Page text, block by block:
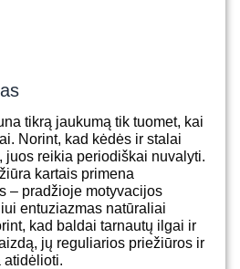
tikrą jaukumą tik tuomet, kai
Norint, kad kėdės ir stalai
juos reikia periodiškai nuvalyti.
kartais primena
– pradžioje motyvacijos
entuziazmas natūraliai
kad baldai tarnautų ilgai ir
jų reguliarios priežiūros ir
atidėlioti.